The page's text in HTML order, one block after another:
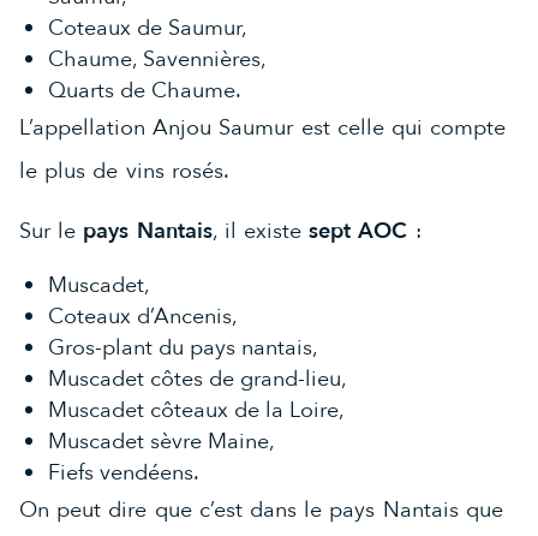
Coteaux de Saumur,
Chaume, Savennières,
Quarts de Chaume.
L’appellation Anjou Saumur est celle qui compte
le plus de vins rosés.
Sur le pays Nantais, il existesept AOC :
Muscadet,
Coteaux d’Ancenis,
Gros-plant du pays nantais,
Muscadet côtes de grand-lieu,
Muscadet côteaux de la Loire,
Muscadet sèvre Maine,
Fiefs vendéens.
On peut dire que c’est dans le pays Nantais que